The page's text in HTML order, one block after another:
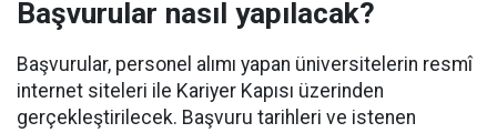
Başvurular nasıl yapılacak?
Başvurular, personel alımı yapan üniversitelerin resmî
internet siteleri ile Kariyer Kapısı üzerinden
gerçekleştirilecek. Başvuru tarihleri ve istenen